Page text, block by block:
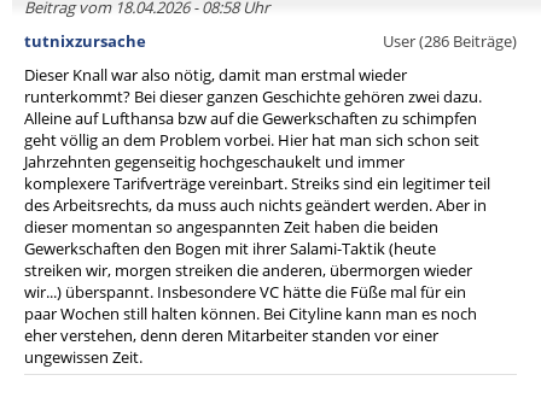
Beitrag vom 18.04.2026 - 08:58 Uhr
tutnixzursache
User (286 Beiträge)
Dieser Knall war also nötig, damit man erstmal wieder
runterkommt? Bei dieser ganzen Geschichte gehören zwei dazu.
Alleine auf Lufthansa bzw auf die Gewerkschaften zu schimpfen
geht völlig an dem Problem vorbei. Hier hat man sich schon seit
Jahrzehnten gegenseitig hochgeschaukelt und immer
komplexere Tarifverträge vereinbart. Streiks sind ein legitimer teil
des Arbeitsrechts, da muss auch nichts geändert werden. Aber in
dieser momentan so angespannten Zeit haben die beiden
Gewerkschaften den Bogen mit ihrer Salami-Taktik (heute
streiken wir, morgen streiken die anderen, übermorgen wieder
wir...) überspannt. Insbesondere VC hätte die Füße mal für ein
paar Wochen still halten können. Bei Cityline kann man es noch
eher verstehen, denn deren Mitarbeiter standen vor einer
ungewissen Zeit.